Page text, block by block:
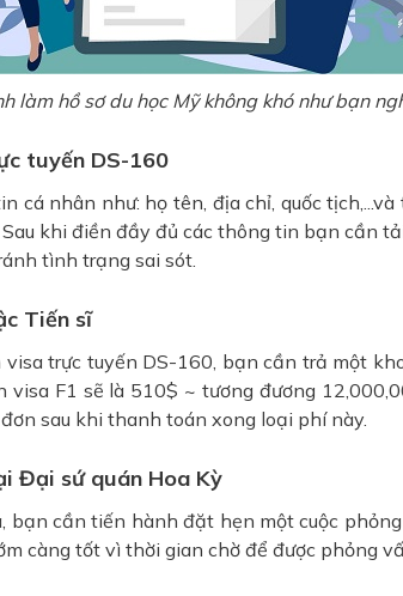
làm hồ sơ du học Mỹ không khó như bạn
tuyến DS-160
cá nhân như: họ tên, địa chỉ, quốc
khi điền đầy đủ các thông tin bạn cần
tình trạng sai sót.
Tiến sĩ
trực tuyến DS-160, bạn cần trả một
F1 sẽ là 510$ ~ tương đương
sau khi thanh toán xong loại phí này.
Đại sứ quán Hoa Kỳ
bạn cần tiến hành đặt hẹn một cuộc
càng tốt vì thời gian chờ để được phỏng